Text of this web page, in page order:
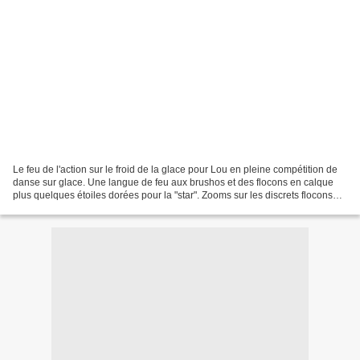
Le feu de l'action sur le froid de la glace pour Lou en pleine compétition de
danse sur glace. Une langue de feu aux brushos et des flocons en calque
plus quelques étoiles dorées pour la "star". Zooms sur les discrets flocons